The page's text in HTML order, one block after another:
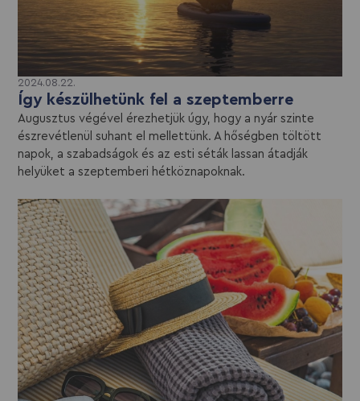
2024.08.22.
Így készülhetünk fel a szeptemberre
Augusztus végével érezhetjük úgy, hogy a nyár szinte
észrevétlenül suhant el mellettünk. A hőségben töltött
napok, a szabadságok és az esti séták lassan átadják
helyüket a szeptemberi hétköznapoknak.